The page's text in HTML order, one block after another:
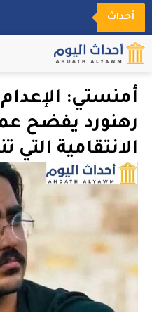
أحداث
أمنستي:
رهنورد يفضح
الانتقامية التي